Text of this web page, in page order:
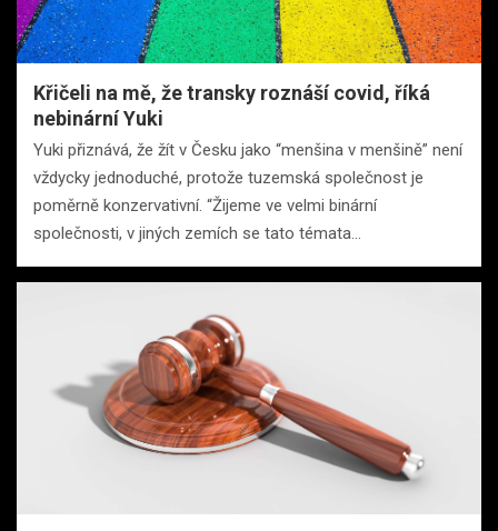
Křičeli na mě, že transky roznáší covid, říká
nebinární Yuki
Yuki přiznává, že žít v Česku jako “menšina v menšině” není
vždycky jednoduché, protože tuzemská společnost je
poměrně konzervativní. “Žijeme ve velmi binární
společnosti, v jiných zemích se tato témata…